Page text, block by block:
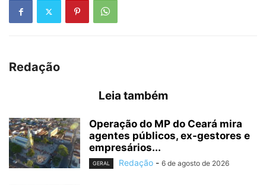
Redação
Leia também
Operação do MP do Ceará mira
agentes públicos, ex-gestores e
empresários...
GERAL Redação - 6 de agosto de 2026